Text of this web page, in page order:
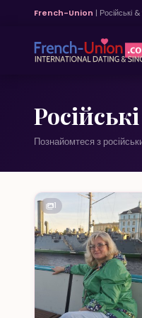
French-Union | Російські
Познайомтеся з
1